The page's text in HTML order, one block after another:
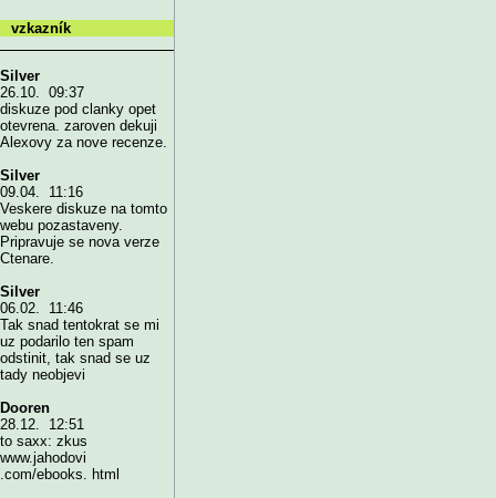
vzkazník
Silver
26.10. 09:37
diskuze pod clanky opet
otevrena. zaroven dekuji
Alexovy za nove recenze.
Silver
09.04. 11:16
Veskere diskuze na tomto
webu pozastaveny.
Pripravuje se nova verze
Ctenare.
Silver
06.02. 11:46
Tak snad tentokrat se mi
uz podarilo ten spam
odstinit, tak snad se uz
tady neobjevi
Dooren
28.12. 12:51
to saxx: zkus
www.jahodovi
.com/ebooks. html